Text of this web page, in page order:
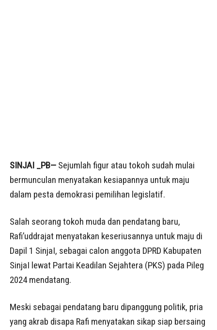
SINJAI _PB— Sejumlah figur atau tokoh sudah mulai
bermunculan menyatakan kesiapannya untuk maju
dalam pesta demokrasi pemilihan legislatif.
Salah seorang tokoh muda dan pendatang baru,
Rafi’uddrajat menyatakan keseriusannya untuk maju di
Dapil 1 SinjaI, sebagai calon anggota DPRD Kabupaten
SinjaI lewat Partai Keadilan Sejahtera (PKS) pada Pileg
2024 mendatang.
Meski sebagai pendatang baru dipanggung politik, pria
yang akrab disapa Rafi menyatakan sikap siap bersaing